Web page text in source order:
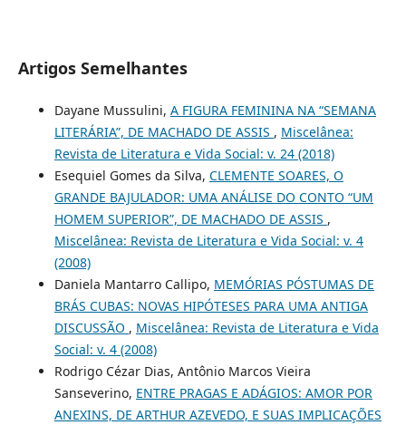
Artigos Semelhantes
Dayane Mussulini, A FIGURA FEMININA NA “SEMANA
LITERÁRIA”, DE MACHADO DE ASSIS , Miscelânea:
Revista de Literatura e Vida Social: v. 24 (2018)
Esequiel Gomes da Silva, CLEMENTE SOARES, O
GRANDE BAJULADOR: UMA ANÁLISE DO CONTO “UM
HOMEM SUPERIOR”, DE MACHADO DE ASSIS ,
Miscelânea: Revista de Literatura e Vida Social: v. 4
(2008)
Daniela Mantarro Callipo, MEMÓRIAS PÓSTUMAS DE
BRÁS CUBAS: NOVAS HIPÓTESES PARA UMA ANTIGA
DISCUSSÃO , Miscelânea: Revista de Literatura e Vida
Social: v. 4 (2008)
Rodrigo Cézar Dias, Antônio Marcos Vieira
Sanseverino, ENTRE PRAGAS E ADÁGIOS: AMOR POR
ANEXINS, DE ARTHUR AZEVEDO, E SUAS IMPLICAÇÕES